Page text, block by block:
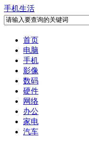
手机生活
首页
电脑
手机
影像
数码
硬件
网络
办公
家电
汽车